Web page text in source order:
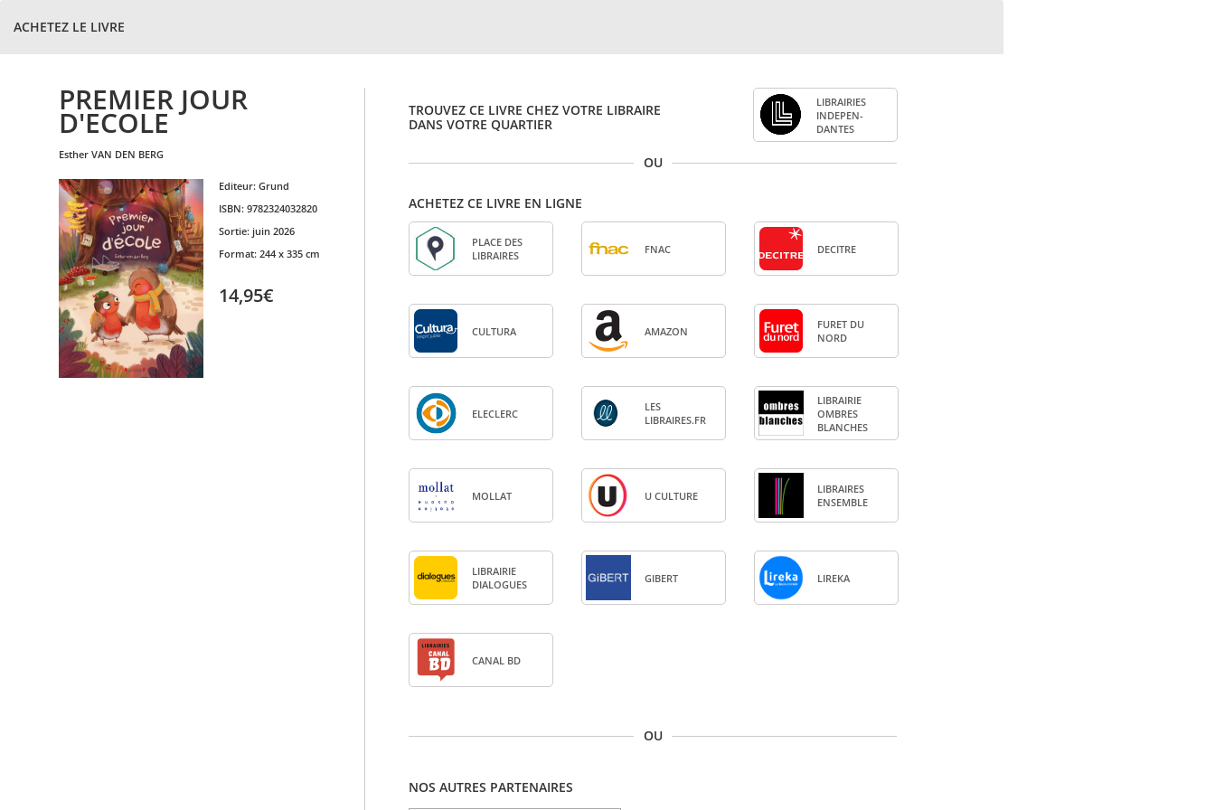
ACHETEZ LE LIVRE
PREMIER JOUR
D'ECOLE
esther VAN DEN BERG
Editeur: Grund
ISBN: 9782324032820
Sortie: juin 2026
Format: 244 x 335 cm
14,95€
TROUVEZ CE LIVRE CHEZ VOTRE LIBRAIRE
DANS VOTRE QUARTIER
LIBRAI­RIES
INDE­PEN­
DANTES
OU
ACHETEZ CE LIVRE EN LIGNE
PLACE DES
LIBRAIRES
FNAC DECITRE
CULTURA AMA­ZON
FURET DU
NORD
ELE­CLERC
LES
LIBRAIRES.FR
LIBRAI­RIE
OMBRES
BLANCHES
MOL­LAT U CULTURE
LIBRAIRES
ENSEMBLE
LIBRAI­RIE
DIA­LOGUES
GIBERT LIREKA
CANAL BD
OU
NOS AUTRES PARTENAIRES